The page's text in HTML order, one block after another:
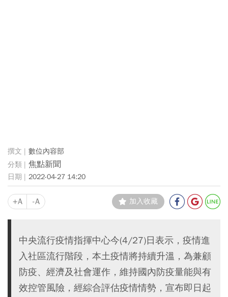
數位內容部
焦點新聞
2022-04-27 14:20
+A -A 加入收藏
中央流行疫情指揮中心今(4/27)日表示，疫情進
入社區流行階段，本土疫情將持續升溫，為兼顧
防疫、經濟及社會運作，維持國內防疫量能與有
效控管風險，經綜合評估疫情情勢，宣布即日起